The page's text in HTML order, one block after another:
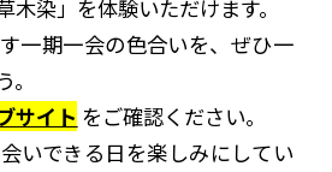
木染」を体験いただけます。
一期一会の色合いを、ぜひ一
サイト をご確認ください。
いできる日を楽しみにしてい